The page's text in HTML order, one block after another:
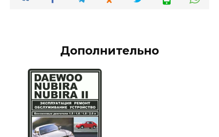
Дополнительно